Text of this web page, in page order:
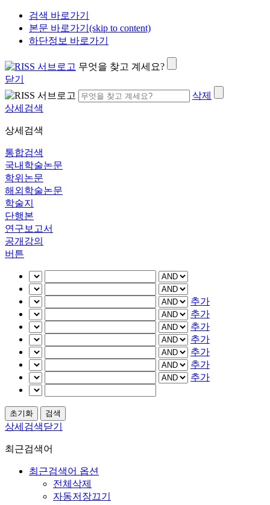
검색 바로가기
본문 바로가기(skip to content)
하단정보 바로가기
무엇을 찾고 계세요?
닫기
삭제
상세검색
상세검색
통합검색
국내학술논문
학위논문
해외학술논문
학술지
단행본
연구보고서
공개강의
버튼
추가
추가
추가
추가
추가
추가
추가
상세검색닫기
최근검색어
최근검색어 옵션
전체삭제
자동저장끄기